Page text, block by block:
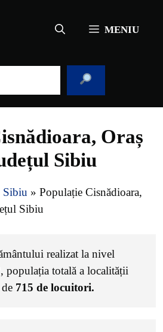
MENIU
Oraș
Sibiu
Sibiu » Populație Cisnădioara,
Sibiu
realizat la nivel
populația totală a localității
715 de locuitori.